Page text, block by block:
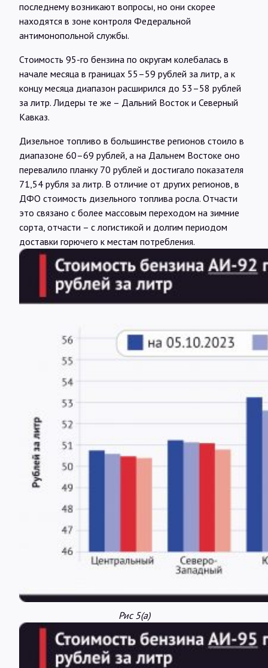
последнему возникают вопросы, но они скорее
находятся в зоне контроля Федеральной
антимонопольной службы.
Стоимость 95-го бензина по округам колебалась в
начале месяца в границах 55–59 рублей за литр, а к
концу месяца диапазон расширился до 53–58 рублей
за литр. Лидеры те же – Дальний Восток и Северный
Кавказ.
Дизельное топливо в большинстве регионов стоило в
диапазоне 60–69 рублей, а на Дальнем Востоке оно
перевалило планку 70 рублей и достигало показателя
71,54 рубля за литр. В отличие от других регионов, в
ДФО стоимость дизельного топлива росла. Отчасти
это связано с более массовым переходом на зимние
сорта, отчасти – с логистикой и долгим периодом
доставки горючего к местам потребления.
Рис 5(а)